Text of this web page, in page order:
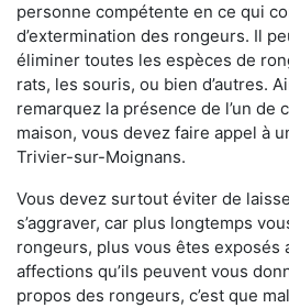
personne compétente en ce qui
d’extermination des rongeurs. Il
éliminer toutes les espèces de
rats, les souris, ou bien d’autres.
remarquez la présence de l’un de
maison, vous devez faire appel à
Trivier-sur-Moignans.
Vous devez surtout éviter de
s’aggraver, car plus longtemps
rongeurs, plus vous êtes exposés
affections qu’ils peuvent vous
propos des rongeurs, c’est que